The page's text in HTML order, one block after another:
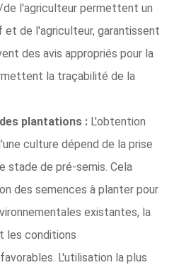
l'agriculteur permettent un
de l'agriculteur, garantissent
des avis appropriés pour la
la traçabilité de la
plantations : L'obtention
culture dépend de la prise
stade de pré-semis. Cela
des semences à planter pour
existantes, la
les conditions
L'utilisation la plus